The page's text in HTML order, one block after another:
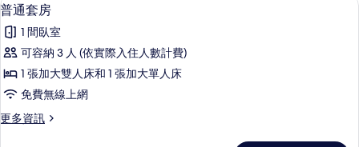
詳
情
示
普
通
套
的
23
普通套房
1 間臥室
可容納 3 人 (依實際入住人數計費)
1 張加大雙人床和 1 張加大單人床
免費無線上網
更多資訊
更